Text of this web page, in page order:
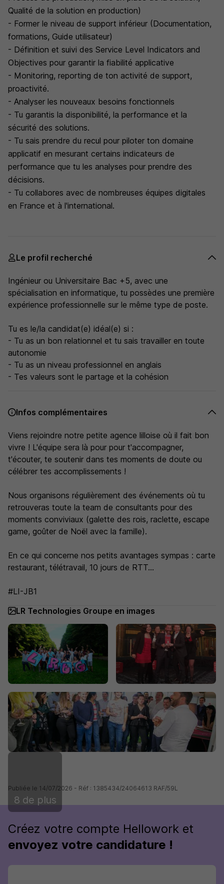
Qualité de la solution en production)
- Former le niveau de support inférieur (Documentation,
formations, Guide utilisateur)
- Définition et suivi des Service Level Indicators and
Objectives pour garantir la fiabilité applicative
- Monitoring, reporting de ton activité de support,
proactivité.
- Analyser les nouveaux besoins fonctionnels
- Tu garantis la disponibilité, la performance et la
sécurité des solutions.
- Tu sais prendre du recul pour piloter ton domaine
applicatif en mesurant certains indicateurs de
performance que tu les analyses pour prendre des
décisions.
- Tu collabores avec de nombreuses équipes digitales
en France et à l'international.
Le profil recherché
Ingénieur ou Universitaire Bac +5, avec une
spécialisation en informatique, tu possèdes une première
expérience professionnelle sur le même type de poste.
Tu es le/la candidat(e) idéal(e) si :
- Tu as un bon relationnel et tu sais travailler en toute
autonomie
- Tu as un niveau professionnel en anglais
- Tes valeurs sont le partage et la cohésion
Infos complémentaires
Viens rejoindre notre petite agence lilloise où il fait bon
vivre ! L'équipe sera là pour pour t'accompagner,
t'écouter, te soutenir dans tes moments de doute ou
célébrer tes accomplissements !
Nous organisons régulièrement des événements où tu
retrouveras toute la team de consultants pour des
moments conviviaux (galette des rois, raclette, escape
game, goûter de Noël avec la famille).
En ce qui concerne nos petits avantages sympas : carte
restaurant, télétravail, 10 jours de RTT...
#LI-JB1
LR Technologies Groupe en images
8 de plus
Publiée le 14/07/2026 - Réf : 1385434/24064613 RAF/59L
Créez votre compte Hellowork et
envoyez votre candidature !